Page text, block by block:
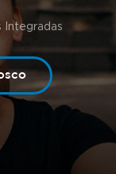
Integradas